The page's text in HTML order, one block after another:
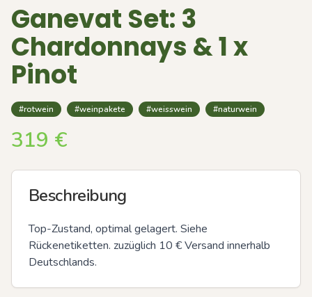
Ganevat Set: 3
Chardonnays & 1 x
Pinot
#rotwein #weinpakete #weisswein #naturwein
319 €
Beschreibung
Top-Zustand, optimal gelagert. Siehe
Rückenetiketten. zuzüglich 10 € Versand innerhalb
Deutschlands.